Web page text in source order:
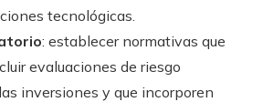
tecnológicas.
: establecer normativas que
evaluaciones de riesgo
inversiones y que incorporen